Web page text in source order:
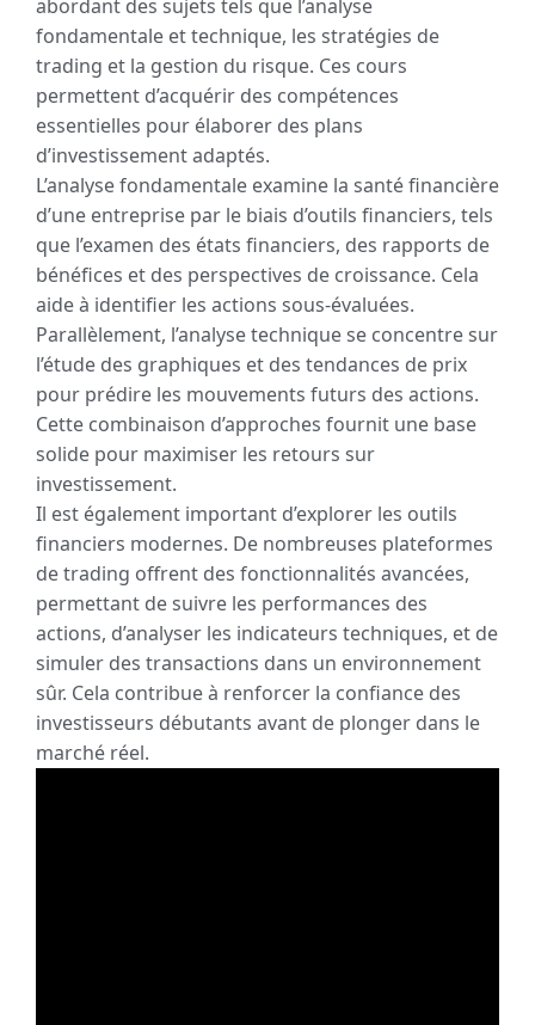
abordant des sujets tels que l’analyse
fondamentale et technique, les stratégies de
trading et la gestion du risque. Ces cours
permettent d’acquérir des compétences
essentielles pour élaborer des plans
d’investissement adaptés.
L’analyse fondamentale examine la santé financière
d’une entreprise par le biais d’outils financiers, tels
que l’examen des états financiers, des rapports de
bénéfices et des perspectives de croissance. Cela
aide à identifier les actions sous-évaluées.
Parallèlement, l’analyse technique se concentre sur
l’étude des graphiques et des tendances de prix
pour prédire les mouvements futurs des actions.
Cette combinaison d’approches fournit une base
solide pour maximiser les retours sur
investissement.
Il est également important d’explorer les outils
financiers modernes. De nombreuses plateformes
de trading offrent des fonctionnalités avancées,
permettant de suivre les performances des
actions, d’analyser les indicateurs techniques, et de
simuler des transactions dans un environnement
sûr. Cela contribue à renforcer la confiance des
investisseurs débutants avant de plonger dans le
marché réel.